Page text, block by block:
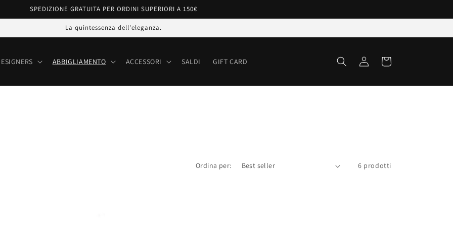
SPEDIZIONE GRATUITA PER ORDINI SUPERIORI A 150€
La quintessenza dell'eleganza.
ABBIGLIAMENTO ACCESSORI SALDI GIFT CARD Accedi Carrello
Ordina per: 6 prodotti